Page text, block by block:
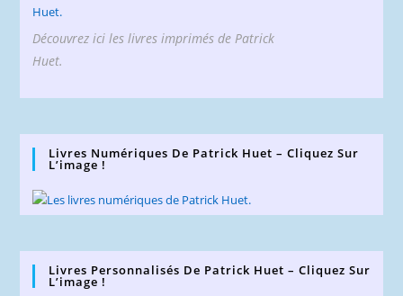
Découvrez ici les livres imprimés de Patrick
Huet.
Livres Numériques De Patrick Huet – Cliquez Sur
L’image !
Livres Personnalisés De Patrick Huet – Cliquez Sur
L’image !